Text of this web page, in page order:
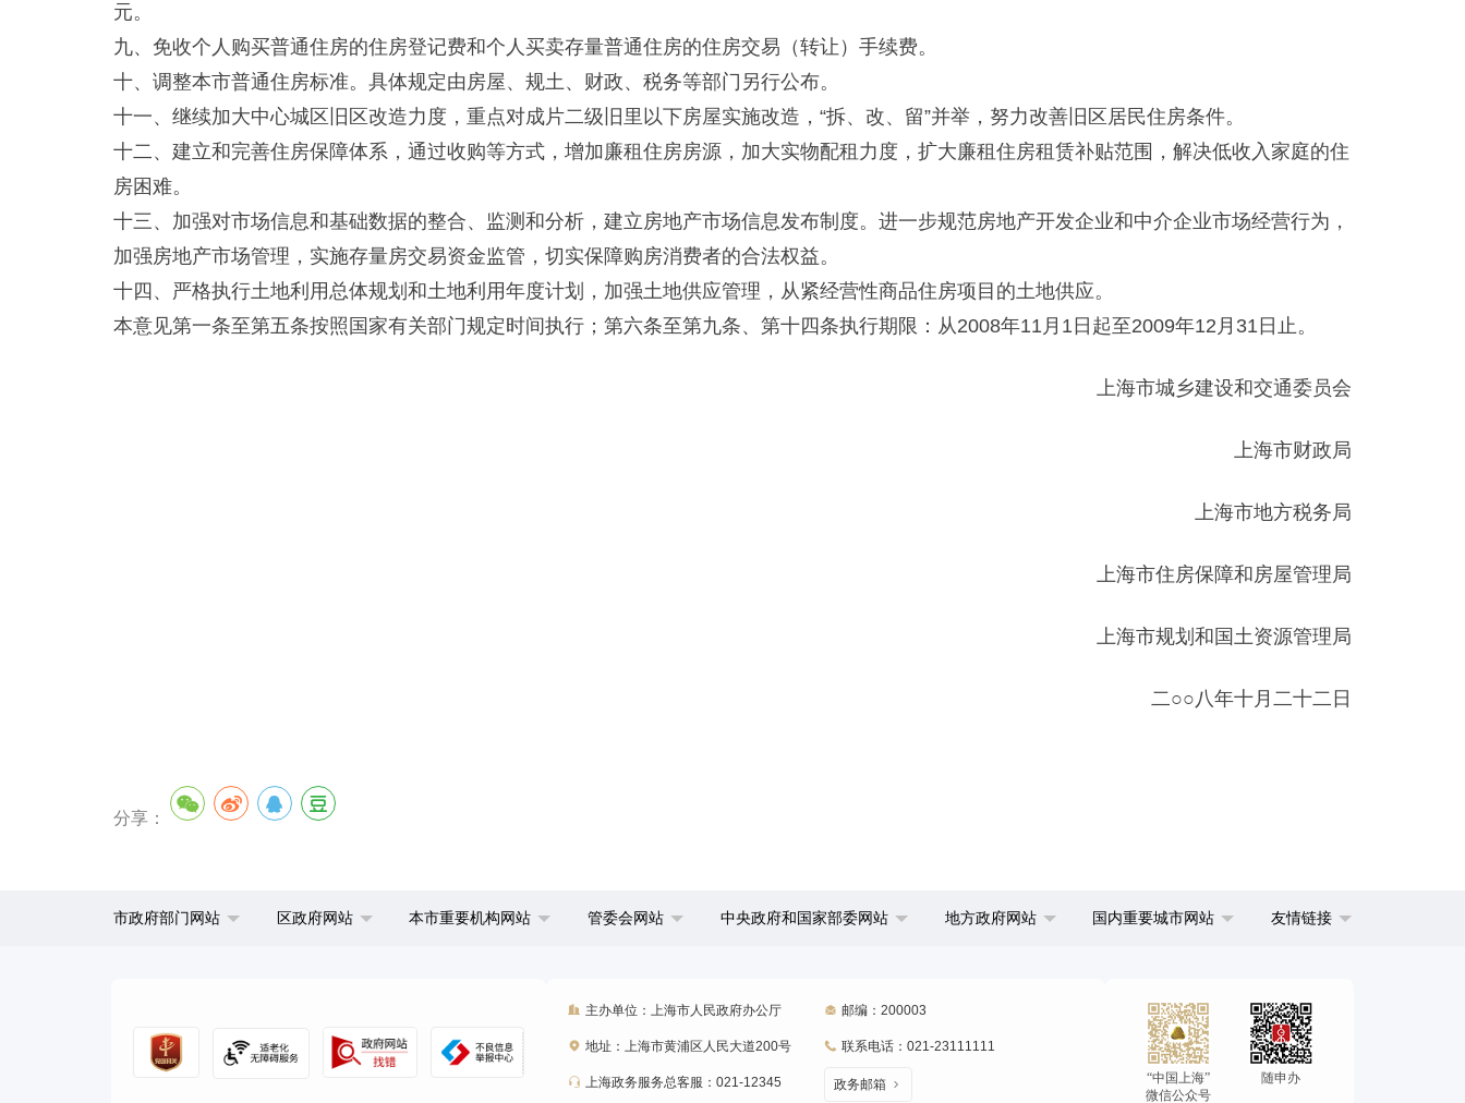
元。
九、免收个人购买普通住房的住房登记费和个人买卖存量普通住房的住房交易（转让）手续费。
十、调整本市普通住房标准。具体规定由房屋、规土、财政、税务等部门另行公布。
十一、继续加大中心城区旧区改造力度，重点对成片二级旧里以下房屋实施改造，“拆、改、留”并举，努力改善旧区居民住房条件。
十二、建立和完善住房保障体系，通过收购等方式，增加廉租住房房源，加大实物配租力度，扩大廉租住房租赁补贴范围，解决低收入家庭的住
房困难。
十三、加强对市场信息和基础数据的整合、监测和分析，建立房地产市场信息发布制度。进一步规范房地产开发企业和中介企业市场经营行为，
加强房地产市场管理，实施存量房交易资金监管，切实保障购房消费者的合法权益。
十四、严格执行土地利用总体规划和土地利用年度计划，加强土地供应管理，从紧经营性商品住房项目的土地供应。
本意见第一条至第五条按照国家有关部门规定时间执行；第六条至第九条、第十四条执行期限：从2008年11月1日起至2009年12月31日止。
上海市城乡建设和交通委员会
上海市财政局
上海市地方税务局
上海市住房保障和房屋管理局
上海市规划和国土资源管理局
二○○八年十月二十二日
分享：
市政府部门网站 区政府网站 本市重要机构网站 管委会网站 中央政府和国家部委网站 地方政府网站 国内重要城市网站 友情链接
主办单位：上海市人民政府办公厅
地址：上海市黄浦区人民大道200号
上海政务服务总客服：021-12345
邮编：200003
联系电话：021-23111111
政务邮箱
“中国上海”
微信公众号
随申办